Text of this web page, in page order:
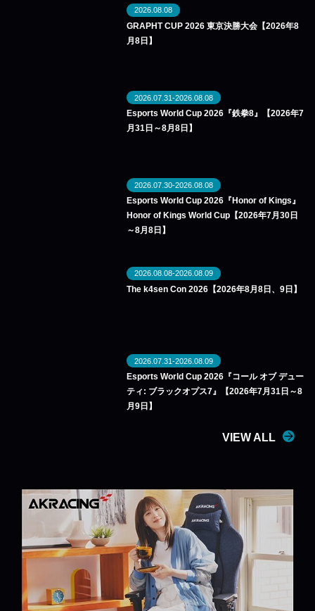
2026.08.08
GRAPHT CUP 2026 東京決勝大会【2026年8
月8日】
2026.07.31-2026.08.08
Esports World Cup 2026『鉄拳8』【2026年7
月31日～8月8日】
2026.07.30-2026.08.08
Esports World Cup 2026『Honor of Kings』
Honor of Kings World Cup【2026年7月30日
～8月8日】
2026.08.08-2026.08.09
The k4sen Con 2026【2026年8月8日、9日】
2026.07.31-2026.08.09
Esports World Cup 2026『コール オブ デュー
ティ: ブラックオプス7』【2026年7月31日～8
月9日】
VIEW ALL